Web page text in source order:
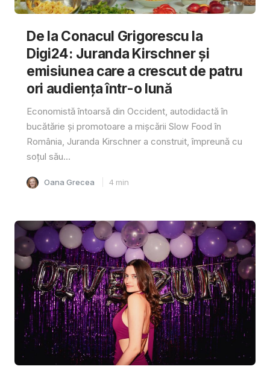
De la Conacul Grigorescu la
Digi24: Juranda Kirschner și
emisiunea care a crescut de patru
ori audiența într-o lună
Economistă întoarsă din Occident, autodidactă în
bucătărie și promotoare a mișcării Slow Food în
România, Juranda Kirschner a construit, împreună cu
soțul său...
Oana Grecea 4 min